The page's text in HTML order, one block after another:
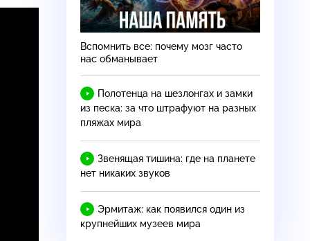
Вспомнить все: почему мозг часто
нас обманывает
Полотенца на шезлонгах и замки
из песка: за что штрафуют на разных
пляжах мира
Звенящая тишина: где на планете
нет никаких звуков
Эрмитаж: как появился один из
крупнейших музеев мира